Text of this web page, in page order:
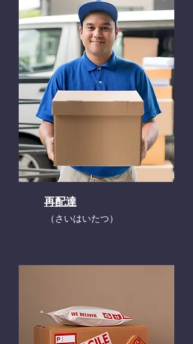
再配達
​（さいはいたつ）